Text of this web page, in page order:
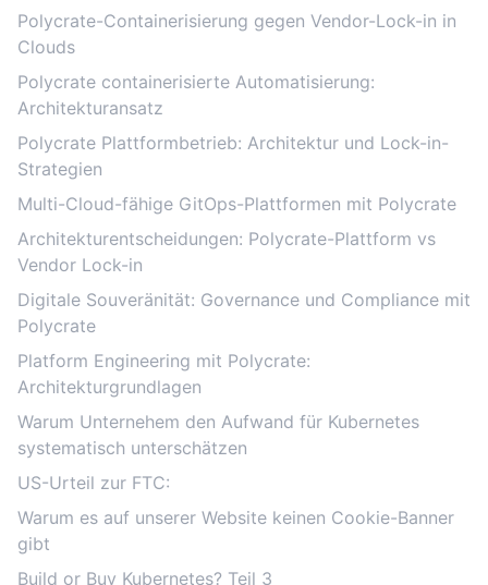
Polycrate-Containerisierung gegen Vendor-Lock-in in
Clouds
Polycrate containerisierte Automatisierung:
Architekturansatz
Polycrate Plattformbetrieb: Architektur und Lock-in-
Strategien
Multi-Cloud-fähige GitOps-Plattformen mit Polycrate
Architekturentscheidungen: Polycrate-Plattform vs
Vendor Lock-in
Digitale Souveränität: Governance und Compliance mit
Polycrate
Platform Engineering mit Polycrate:
Architekturgrundlagen
Warum Unternehem den Aufwand für Kubernetes
systematisch unterschätzen
US-Urteil zur FTC:
Warum es auf unserer Website keinen Cookie-Banner
gibt
Build or Buy Kubernetes? Teil 3